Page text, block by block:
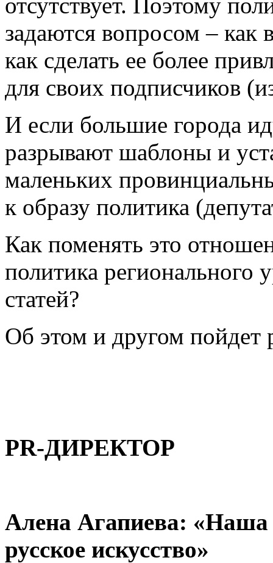
задаются вопросом –
как сделать ее более
для своих подписчиков
И если большие города
разрывают шаблоны и
маленьких
к образу политика
Как поменять это
политика
статей?
Об этом и другом пойдет
PR-ДИРЕКТОР
Алена Агапиева: «Наша
русское искусство»